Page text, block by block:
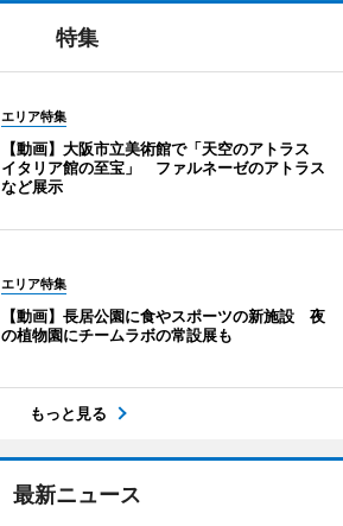
特集
エリア特集
【動画】大阪市立美術館で「天空のアトラス
イタリア館の至宝」 ファルネーゼのアトラス
など展示
エリア特集
【動画】長居公園に食やスポーツの新施設 夜
の植物園にチームラボの常設展も
もっと見る
最新ニュース